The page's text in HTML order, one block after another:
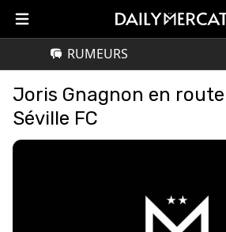
RUMEURS
Joris Gnagnon en
Séville FC